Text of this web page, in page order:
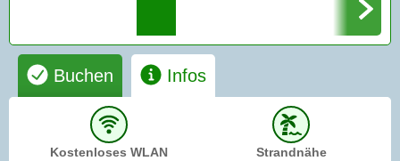
Buchen Infos
Kostenloses WLAN Strandnähe